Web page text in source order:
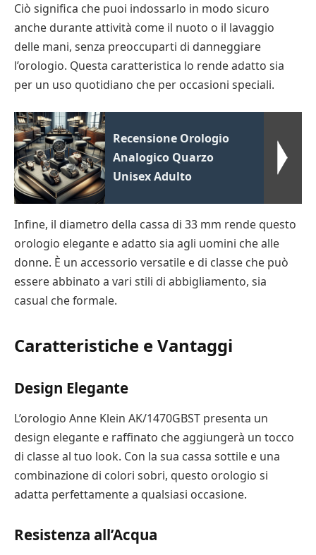
Ciò significa che puoi indossarlo in modo sicuro
anche durante attività come il nuoto o il lavaggio
delle mani, senza preoccuparti di danneggiare
l’orologio. Questa caratteristica lo rende adatto sia
per un uso quotidiano che per occasioni speciali.
Recensione Orologio
Analogico Quarzo
Unisex Adulto
Infine, il diametro della cassa di 33 mm rende questo
orologio elegante e adatto sia agli uomini che alle
donne. È un accessorio versatile e di classe che può
essere abbinato a vari stili di abbigliamento, sia
casual che formale.
Caratteristiche e Vantaggi
Design Elegante
L’orologio Anne Klein AK/1470GBST presenta un
design elegante e raffinato che aggiungerà un tocco
di classe al tuo look. Con la sua cassa sottile e una
combinazione di colori sobri, questo orologio si
adatta perfettamente a qualsiasi occasione.
Resistenza all’Acqua